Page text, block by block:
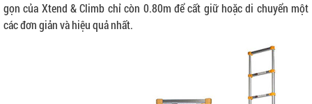
gọn của Xtend & Climb chỉ còn 0.80m để cất giữ hoặc di chuyển một
các đơn giản và hiệu quả nhất.